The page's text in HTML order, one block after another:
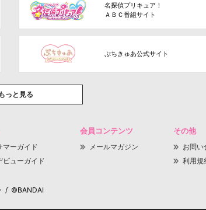
名探偵プリキュア！
ＡＢＣ番組サイト
ぷちきゅあ公式サイト
もっと見る
マーガイド
ビューガイド
会員コンテンツ
メールマガジン
その他
お問い
利用規
/ ©BANDAI